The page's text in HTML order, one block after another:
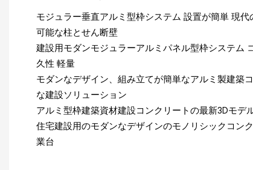
モジュラー垂直アルミ型枠システム 設置が簡単 現
可能な柱とせん断壁
建設用モダンモジュラーアルミパネル型枠システム
久性 軽量
モダンなデザイン、組み立てが簡単なアルミ製建築
な建設ソリューション
アルミ型枠建築資材建設コンクリートの最新3Dモデ
住宅建設用のモダンなデザインのモノリシックコン
業台